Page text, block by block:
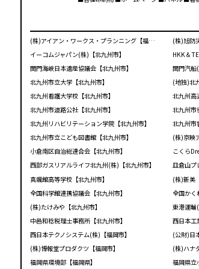
(株)アイアン・ワークス・プランニング【福岡市】 (株)旭防
イーコムジャパン(株)【北九州市】
HKK＆
関門海峡日本遺産協議会【北九州市】
関門汽船
北九州市立大学【北九州市】
(地独)北
北九州看護大学校【北九州市】
北九州高
北九州市道路公社【北九州市】
北九州市
北九州リハビリテーション学院【北九州市】
北九州市
北九州市立こども図書館【北九州市】
(株)京映
小倉南区自治総連合会【北九州市】
こくら
西部ガスリアルライフ北九州(株)【北九州市】
真颯館高等学校【北九州市】
(株)新美
全国科学館連携協議会【北九州市】
全国かく
(株)たけみや【北九州市】
東港運輸
中邑和稔税理士事務所【北九州市】
西日本工
西日本テクノシステム(株)【福岡市】
(公財)日
(株)博報堂プロダクツ【福岡市】
(株)ハナ
福岡県環境部【福岡県】
福岡県立